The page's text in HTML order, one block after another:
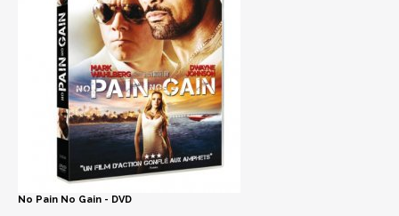
No Pain No Gain - DVD